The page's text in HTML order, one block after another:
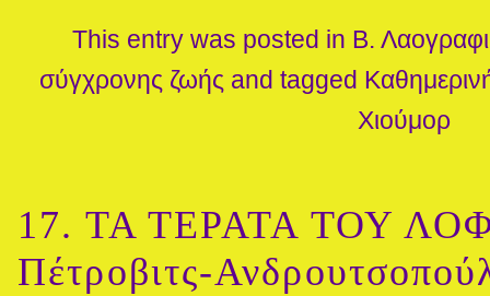
This entry was posted in Β.
σύγχρονης ζωής and tagged
Χιούμορ
17. ΤΑ ΤΕΡΑΤΑ ΤΟΥ
Πέτροβιτς-